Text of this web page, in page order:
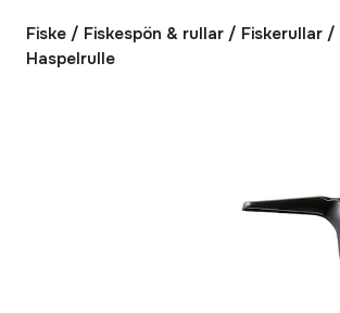
Deutschland
Fiske / Fiskespön & rullar / Fiskerullar /
Haspelrulle